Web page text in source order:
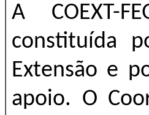
A COEXT-
constituída
Extensão e
apoio. O